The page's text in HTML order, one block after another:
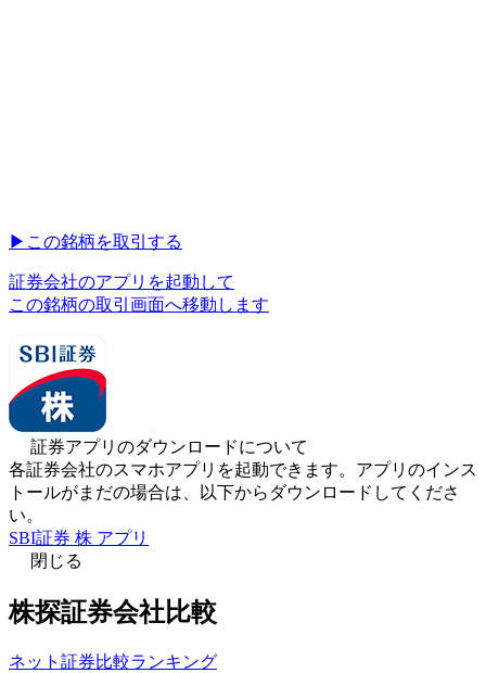
▶︎ この銘柄を取引する
証券会社のアプリを起動して
この銘柄の取引画面へ移動します
証券アプリのダウンロードについて
各証券会社のスマホアプリを起動できます。アプリのインス
トールがまだの場合は、以下からダウンロードしてくださ
い。
SBI証券 株 アプリ
閉じる
株探証券会社比較
ネット証券比較ランキング